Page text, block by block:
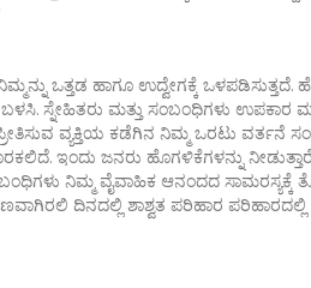
ಒತ್ತಡ ಹಾಗೂ ಉದ್ವೇಗಕ್ಕೆ ಒಳಪಡಿಸುತ್ತದೆ.
ಸ್ನೇಹಿತರು ಮತ್ತು ಸಂಬಂಧಿಗಳು ಉಪಕಾರ
ವ್ಯಕ್ತಿಯ ಕಡೆಗಿನ ನಿಮ್ಮ ಒರಟು ವರ್ತನೆ
ಇಂದು ಜನರು ಹೊಗಳಿಕೆಗಳನ್ನು
ನಿಮ್ಮ ವೈವಾಹಿಕ ಆನಂದದ ಸಾಮರಸ್ಯಕ್ಕೆ
ದಿನದಲ್ಲಿ ಶಾಶ್ವತ ಪರಿಹಾರ